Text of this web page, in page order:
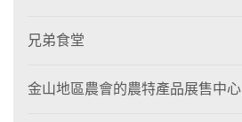
兄弟食堂
金山地區農會的農特產品展售中心